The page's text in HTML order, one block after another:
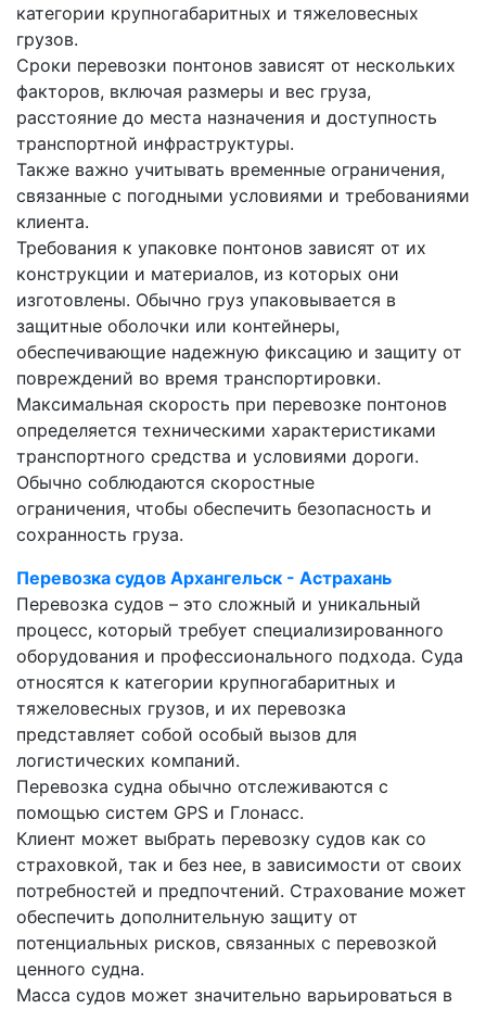
категории крупногабаритных и тяжеловесных
грузов.
Сроки перевозки понтонов зависят от нескольких
факторов, включая размеры и вес груза,
расстояние до места назначения и доступность
транспортной инфраструктуры.
Также важно учитывать временные ограничения,
связанные с погодными условиями и требованиями
клиента.
Требования к упаковке понтонов зависят от их
конструкции и материалов, из которых они
изготовлены. Обычно груз упаковывается в
защитные оболочки или контейнеры,
обеспечивающие надежную фиксацию и защиту от
повреждений во время транспортировки.
Максимальная скорость при перевозке понтонов
определяется техническими характеристиками
транспортного средства и условиями дороги.
Обычно соблюдаются скоростные
ограничения, чтобы обеспечить безопасность и
сохранность груза.
Перевозка судов Архангельск - Астрахань
Перевозка судов – это сложный и уникальный
процесс, который требует специализированного
оборудования и профессионального подхода. Суда
относятся к категории крупногабаритных и
тяжеловесных грузов, и их перевозка
представляет собой особый вызов для
логистических компаний.
Перевозка судна обычно отслеживаются с
помощью систем GPS и Глонасс.
Клиент может выбрать перевозку судов как со
страховкой, так и без нее, в зависимости от своих
потребностей и предпочтений. Страхование может
обеспечить дополнительную защиту от
потенциальных рисков, связанных с перевозкой
ценного судна.
Масса судов может значительно варьироваться в